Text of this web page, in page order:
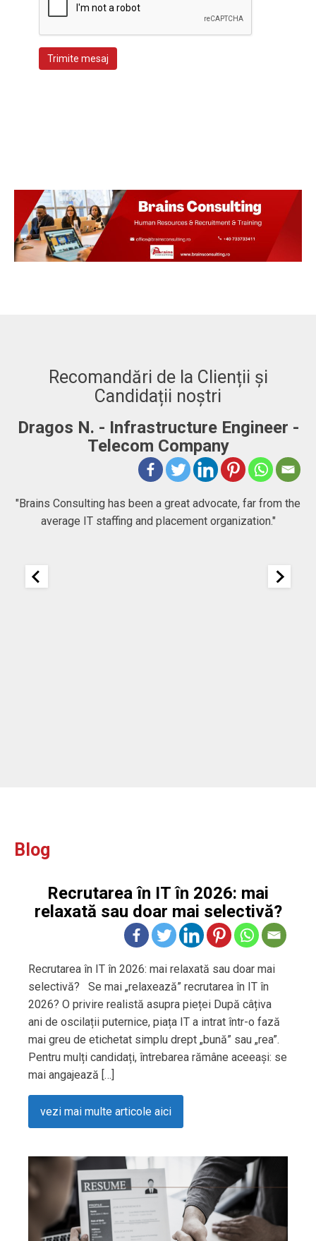
Trimite mesaj
Recomandări de la Clienții și
Candidații noștri
Dragos N. - Infrastructure Engineer -
Telecom Company
"Brains Consulting has been a great advocate, far from the
average IT staffing and placement organization."
Blog
Recrutarea în IT în 2026: mai
relaxată sau doar mai selectivă?
Recrutarea în IT în 2026: mai relaxată sau doar mai
selectivă? Se mai „relaxează” recrutarea în IT în
2026? O privire realistă asupra pieței După câțiva
ani de oscilații puternice, piața IT a intrat într-o fază
mai greu de etichetat simplu drept „bună” sau „rea”.
Pentru mulți candidați, întrebarea rămâne aceeași: se
mai angajează […]
vezi mai multe articole aici